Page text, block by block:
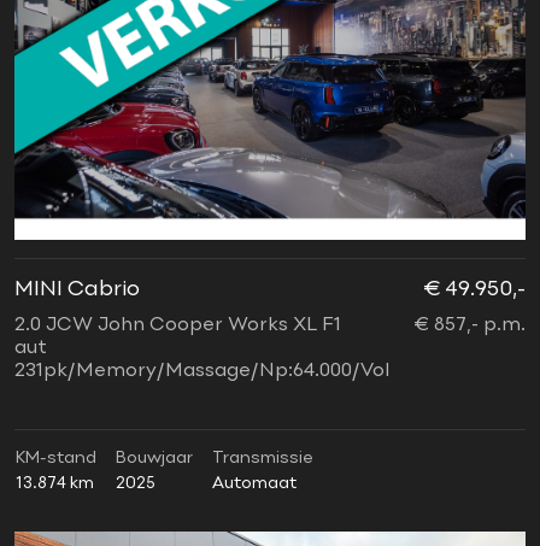
MINI Cabrio
2.0 JCW John Cooper Works XL F1
aut
231pk/Memory/Massage/Np:64.000/Vol
€ 49.950,-
€ 857,- p.m.
KM-stand
13.874 km
Bouwjaar
2025
Transmissie
Automaat